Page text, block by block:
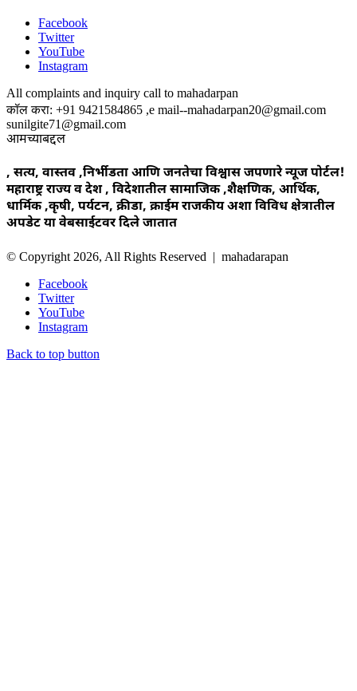
Facebook
Twitter
YouTube
Instagram
All complaints and inquiry call to mahadarpan
कॉल करा: +91 9421584865 ,e mail--mahadarpan20@gmail.com
sunilgite71@gmail.com
आमच्याबद्दल
, सत्य, वास्तव ,निर्भीडता आणि जनतेचा विश्वास जपणारे न्यूज पोर्टल!
महाराष्ट्र राज्य व देश , विदेशातील सामाजिक ,शैक्षणिक, आर्थिक,
धार्मिक ,कृषी, पर्यटन, क्रीडा, क्राईम राजकीय अशा विविध क्षेत्रातील
अपडेट या वेबसाईटवर दिले जातात
© Copyright 2026, All Rights Reserved | mahadarapan
Facebook
Twitter
YouTube
Instagram
Back to top button